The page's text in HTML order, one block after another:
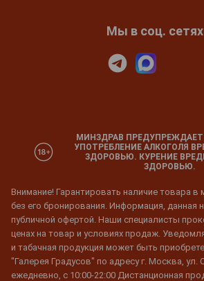
Мы в соц. сетях
МИНЗДРАВ
УПОТРЕБЛЕНИЕ АЛКОГОЛЯ
ЗДОРОВЬЮ. КУРЕНИЕ
ЗДОРОВЬЮ.
Внимание! Гарантировать наличие товара в
без его бронирования. Информация, данная
публичной офертой. Наши специалисты
ценах на товар и условиях продаж.
и табачная продукция может быть
"Галерея Градусов" по адресу г. Москва, ул.
ежедневно, с 10:00-22:00 Дистанционная